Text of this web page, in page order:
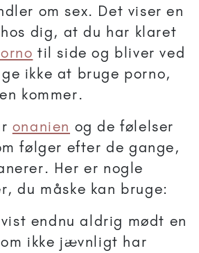
om sex. Det viser en
dig, at du har klaret
til side og bliver ved
ikke at bruge porno,
kommer.
onanien og de følelser
følger efter de gange,
Her er nogle
du måske kan bruge:
endnu aldrig mødt en
ikke jævnligt har